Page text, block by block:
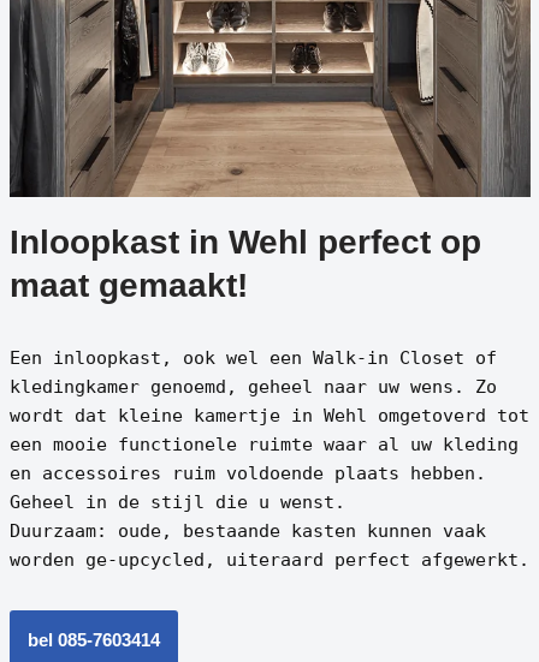
Inloopkast in Wehl perfect op
maat gemaakt!
Een inloopkast, ook wel een Walk-in Closet of
kledingkamer genoemd, geheel naar uw wens. Zo
wordt dat kleine kamertje in Wehl omgetoverd tot
een mooie functionele ruimte waar al uw kleding
en accessoires ruim voldoende plaats hebben.
Geheel in de stijl die u wenst.
Duurzaam: oude, bestaande kasten kunnen vaak
worden ge-upcycled, uiteraard perfect afgewerkt.
bel 085-7603414